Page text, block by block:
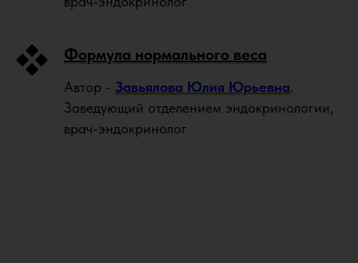
Формула нормального веса
Автор - Завьялова Юлия Юрьевна.
Заведующий отделением эндокринологии,
врач-эндокринолог